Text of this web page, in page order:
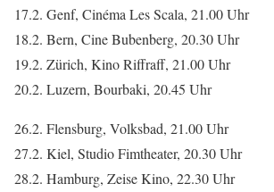
17.2. Genf, Cinéma Les Scala, 21.00 Uhr
18.2. Bern, Cine Bubenberg, 20.30 Uhr
19.2. Zürich, Kino Riffraff, 21.00 Uhr
20.2. Luzern, Bourbaki, 20.45 Uhr
26.2. Flensburg, Volksbad, 21.00 Uhr
27.2. Kiel, Studio Fimtheater, 20.30 Uhr
28.2. Hamburg, Zeise Kino, 22.30 Uhr